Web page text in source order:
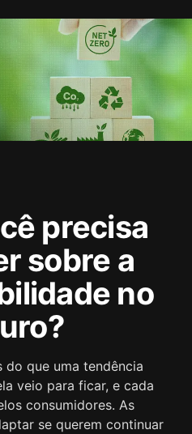
precisa
sobre a
no
do que uma tendência
veio para ficar, e cada
consumidores. As
se querem continuar